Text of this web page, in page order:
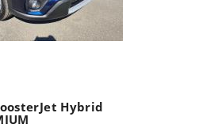
Hybrid